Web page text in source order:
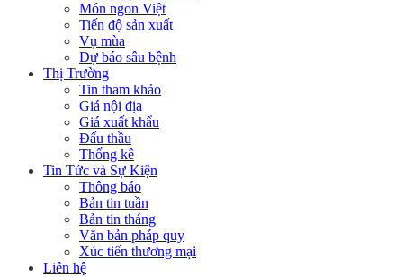
Món ngon Việt
Tiến độ sản xuất
Vụ mùa
Dự báo sâu bệnh
Thị Trường
Tin tham khảo
Giá nội địa
Giá xuất khẩu
Đấu thầu
Thống kê
Tin Tức và Sự Kiện
Thông báo
Bản tin tuần
Bản tin tháng
Văn bản pháp quy
Xúc tiến thương mại
Liên hệ